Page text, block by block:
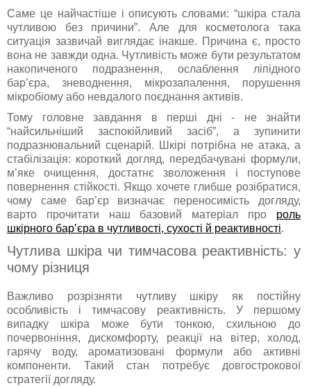
Саме це найчастіше і описують словами: “шкіра стала
чутливою без причини”. Але для косметолога така
ситуація зазвичай виглядає інакше. Причина є, просто
вона не завжди одна. Чутливість може бути результатом
накопиченого подразнення, ослаблення ліпідного
бар’єра, зневоднення, мікрозапалення, порушення
мікробіому або невдалого поєднання активів.
Тому головне завдання в перші дні - не знайти
“найсильніший заспокійливий засіб”, а зупинити
подразнювальний сценарій. Шкірі потрібна не атака, а
стабілізація: короткий догляд, передбачувані формули,
м’яке очищення, достатнє зволоження і поступове
повернення стійкості. Якщо хочете глибше розібратися,
чому саме бар’єр визначає переносимість догляду,
варто прочитати наш базовий матеріал про роль
шкірного бар’єра в чутливості, сухості й реактивності.
Чутлива шкіра чи тимчасова реактивність: у
чому різниця
Важливо розрізняти чутливу шкіру як постійну
особливість і тимчасову реактивність. У першому
випадку шкіра може бути тонкою, схильною до
почервоніння, дискомфорту, реакції на вітер, холод,
гарячу воду, ароматизовані формули або активні
компоненти. Такий стан потребує довгострокової
стратегії догляду.